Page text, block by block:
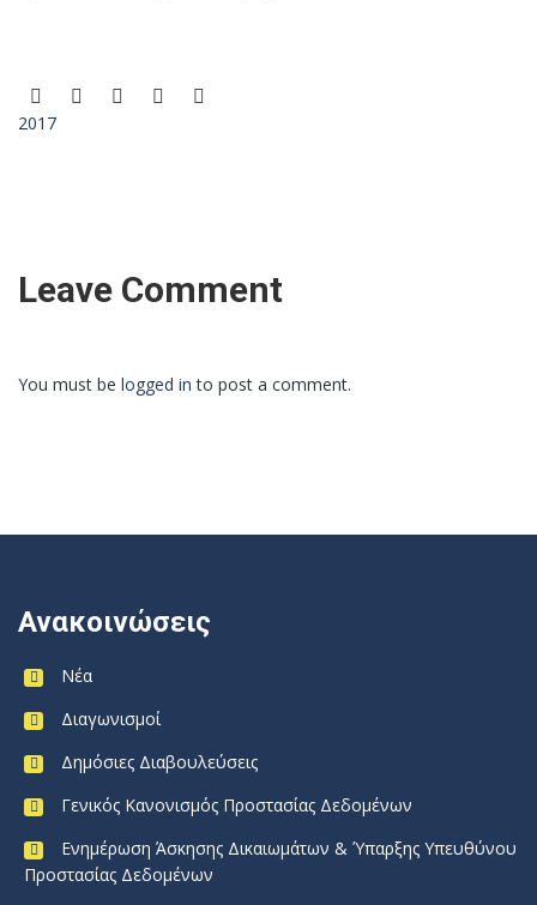
2017
Leave Comment
You must be logged in to post a comment.
Ανακοινώσεις
Νέα
Διαγωνισμοί
Δημόσιες Διαβουλεύσεις
Γενικός Κανονισμός Προστασίας Δεδομένων
Ενημέρωση Άσκησης Δικαιωμάτων & Ύπαρξης Υπευθύνου
Προστασίας Δεδομένων